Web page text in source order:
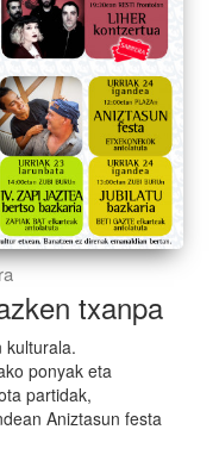
txanpa
kulturala.
ponyak eta
partidak,
Aniztasun festa